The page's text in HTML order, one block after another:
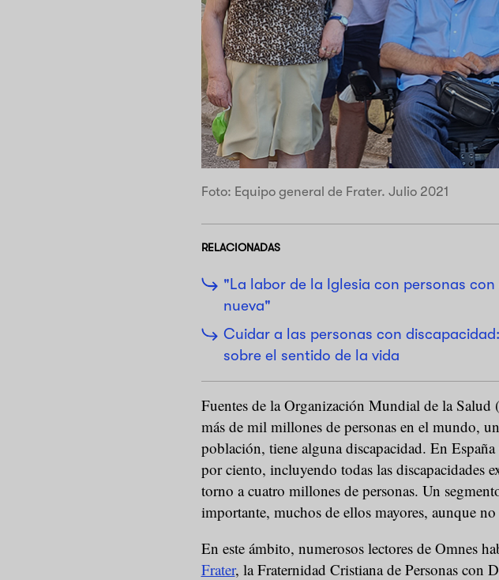
Foto: Equipo general de Frater. Julio 2021
RELACIONADAS
"La labor de la Iglesia con personas
nueva"
Cuidar a las personas con
sobre el sentido de la vida
Fuentes de la Organización Mundial de la Salud
más de mil millones de personas en el mundo,
población, tiene alguna discapacidad. En
por ciento, incluyendo todas las discapacidades
torno a cuatro millones de personas. Un
importante, muchos de ellos mayores, aunque
En este ámbito, numerosos lectores de Omnes
Frater, la Fraternidad Cristiana de Personas con